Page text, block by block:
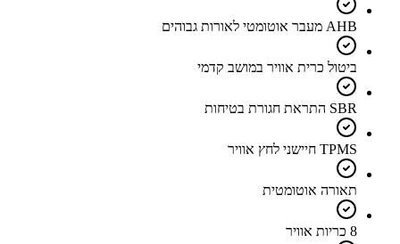
AHB מעבר אוטומטי לאורות גבוהים
ביטול כרית אוויר במושב קדמי
SBR התראת חגורת בטיחות
TPMS חיישני לחץ אוויר
תאורה אוטומטית
8 כריות אוויר